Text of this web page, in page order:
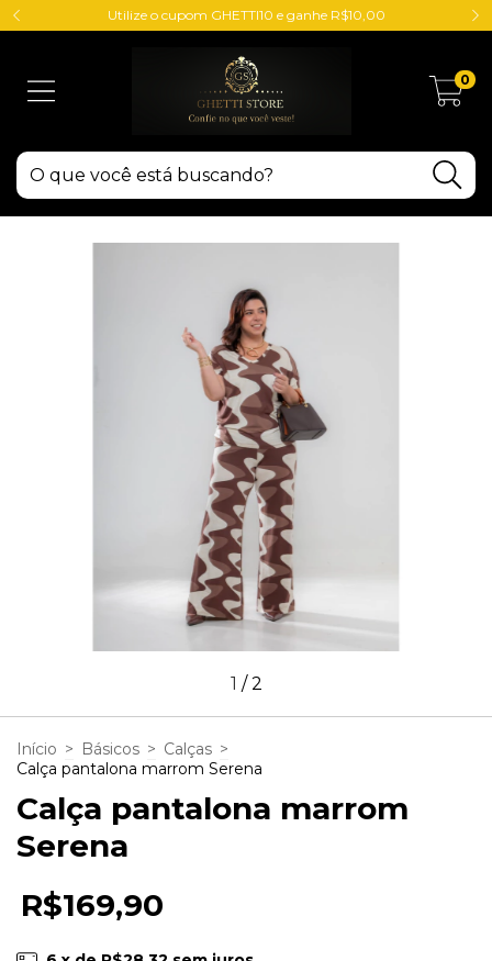
Utilize o cupom GHETTI10 e ganhe R$10,00
0
1 /2
Início > Básicos > Calças >
Calça pantalona marrom Serena
Calça pantalona marrom
Serena
R$169,90